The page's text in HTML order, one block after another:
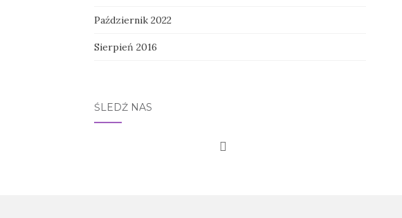
Październik 2022
Sierpień 2016
ŚLEDŹ NAS